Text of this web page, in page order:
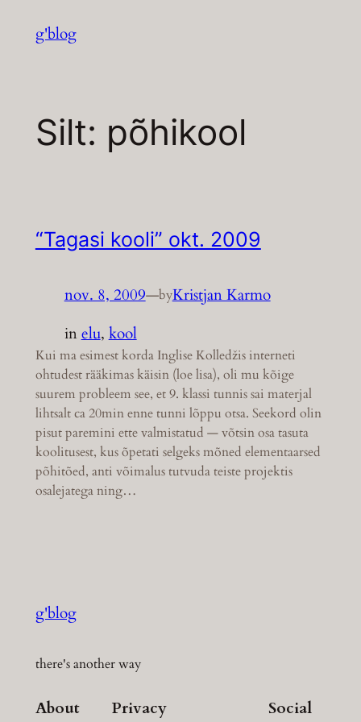
g'blog
Silt: põhikool
“Tagasi kooli” okt. 2009
nov. 8, 2009—byKristjan Karmo
inelu, kool
Kui ma esimest korda Inglise Kolledžis interneti
ohtudest rääkimas käisin (loe lisa), oli mu kõige
suurem probleem see, et 9. klassi tunnis sai materjal
lihtsalt ca 20min enne tunni lõppu otsa. Seekord olin
pisut paremini ette valmistatud — võtsin osa tasuta
koolitusest, kus õpetati selgeks mõned elementaarsed
põhitõed, anti võimalus tutvuda teiste projektis
osalejatega ning…
g'blog
there's another way
About Privacy Social